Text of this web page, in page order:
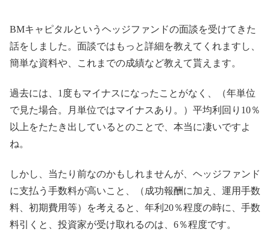
BMキャピタルというヘッジファンドの面談を受けてきた
話をしました。面談ではもっと詳細を教えてくれますし、
簡単な資料や、これまでの成績など教えて貰えます。
過去には、1度もマイナスになったことがなく、（年単位
で見た場合。月単位ではマイナスあり。）平均利回り10％
以上をたたき出しているとのことで、本当に凄いですよ
ね。
しかし、当たり前なのかもしれませんが、ヘッジファンド
に支払う手数料が高いこと、（成功報酬に加え、運用手数
料、初期費用等）を考えると、年利20％程度の時に、手数
料引くと、投資家が受け取れるのは、6％程度です。